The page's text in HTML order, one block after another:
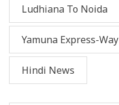
Ludhiana To Noida
Yamuna Express-Way
Hindi News